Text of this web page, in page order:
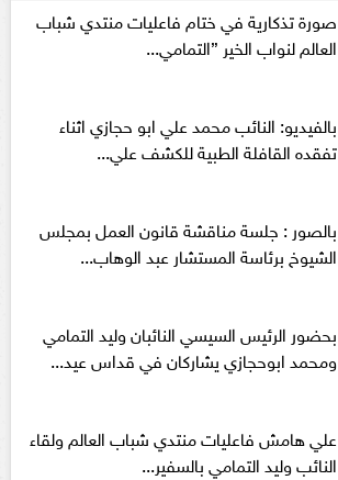
صورة تذكارية في ختام فاعليات منتدي شباب
العالم لنواب الخير ”التمامي...
بالفيديو: النائب محمد علي ابو حجازي اثناء
تفقده القافلة الطبية للكشف علي...
بالصور : جلسة مناقشة قانون العمل بمجلس
الشيوخ برئاسة المستشار عبد الوهاب...
بحضور الرئيس السيسي النائبان وليد التمامي
ومحمد ابوحجازي يشاركان في قداس عيد...
علي هامش فاعليات منتدي شباب العالم ولقاء
النائب وليد التمامي بالسفير...